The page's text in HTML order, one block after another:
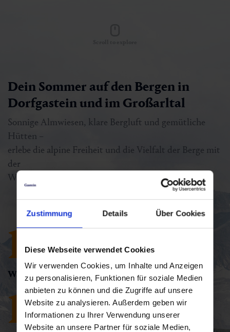
Zustimmung Details Über Cookies
Diese Webseite verwendet Cookies
Wir verwenden Cookies, um Inhalte und Anzeigen
zu personalisieren, Funktionen für soziale Medien
anbieten zu können und die Zugriffe auf unsere
Website zu analysieren. Außerdem geben wir
Informationen zu Ihrer Verwendung unserer
Website an unsere Partner für soziale Medien,
Dein Sommer auf den Bergen in
Dorfgastein und im Großarltal
Sonnige Almwiesen, klare Bergluft und gemütliche
Hütten –
erlebe die alpine Freiheit und die Vielfalt der Berge mit
der
Wanderschaukel Dorfgastein–Großarltal.
1.
Wanderschaukel im Gasteinertal.
17